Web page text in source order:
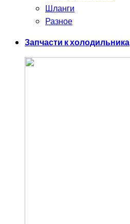
Шланги
Разное
Запчасти к холодильника